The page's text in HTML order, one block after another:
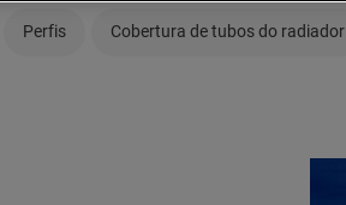
Perfis Cobertura de tubos do radiador